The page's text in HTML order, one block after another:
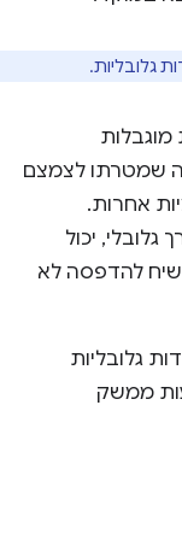
מוגבלות
שמטרתו לצמצם
אחרות.
גלובלי, יכול
להדפסה לא
גלובליות
ממשק